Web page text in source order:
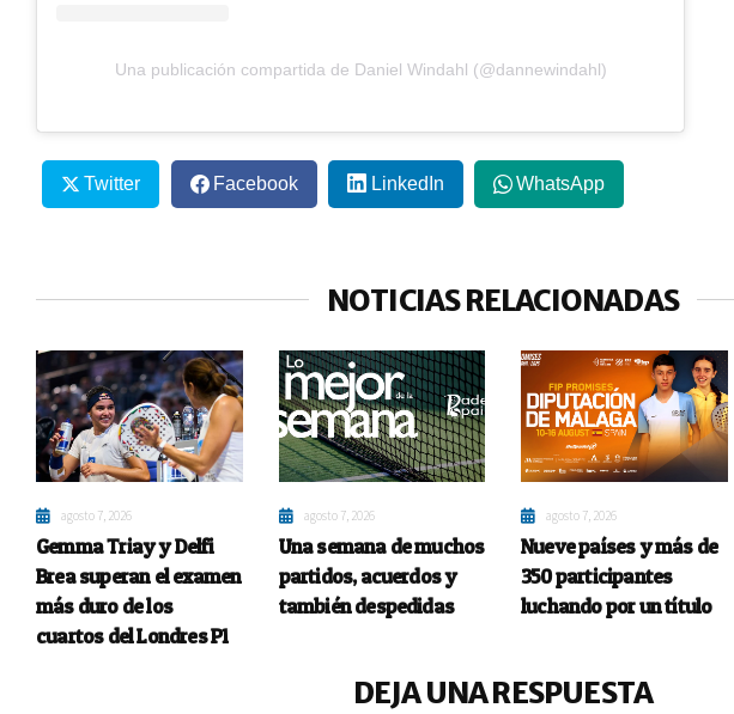
Una publicación compartida de Daniel Windahl (@dannewindahl)
Twitter Facebook LinkedIn WhatsApp
NOTICIAS RELACIONADAS
agosto 7, 2026
Gemma Triay y Delfi
Brea superan el examen
más duro de los
cuartos del Londres P1
agosto 7, 2026
Una semana de muchos
partidos, acuerdos y
también despedidas
agosto 7, 2026
Nueve países y más de
350 participantes
luchando por un título
DEJA UNA RESPUESTA